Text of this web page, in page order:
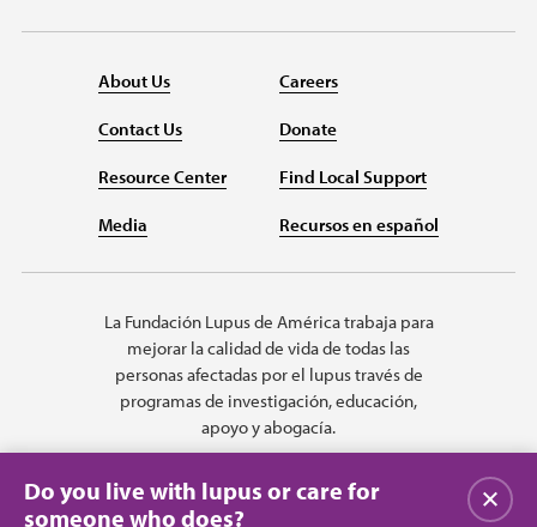
About Us
Contact Us
Resource Center
Media
Careers
Donate
Find Local Support
Recursos en español
La Fundación Lupus de América trabaja para
mejorar la calidad de vida de todas las
personas afectadas por el lupus través de
programas de investigación, educación,
apoyo y abogacía.
Do you live with lupus or care for
someone who does?
Cerrar